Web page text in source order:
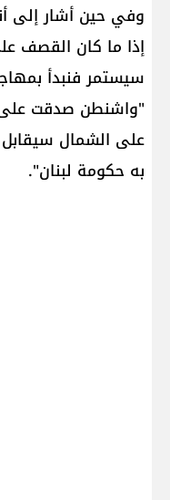
وفي حين أشار إلى
إذا ما كان القصف
سيستمر فنبدأ
"واشنطن صدقت على
على الشمال
به حكومة لبنان".